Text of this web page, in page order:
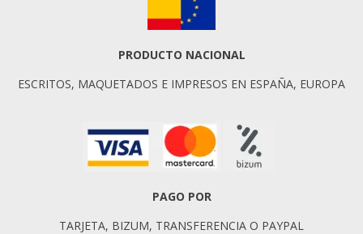
PRODUCTO NACIONAL
ESCRITOS, MAQUETADOS E IMPRESOS EN ESPAÑA, EUROPA
PAGO POR
TARJETA, BIZUM, TRANSFERENCIA O PAYPAL